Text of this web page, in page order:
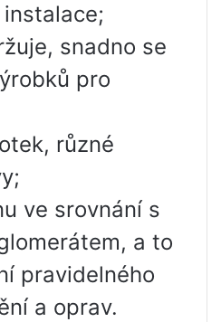
snadno se
pro
různé
ve srovnání s
a to
pravidelného
a oprav.